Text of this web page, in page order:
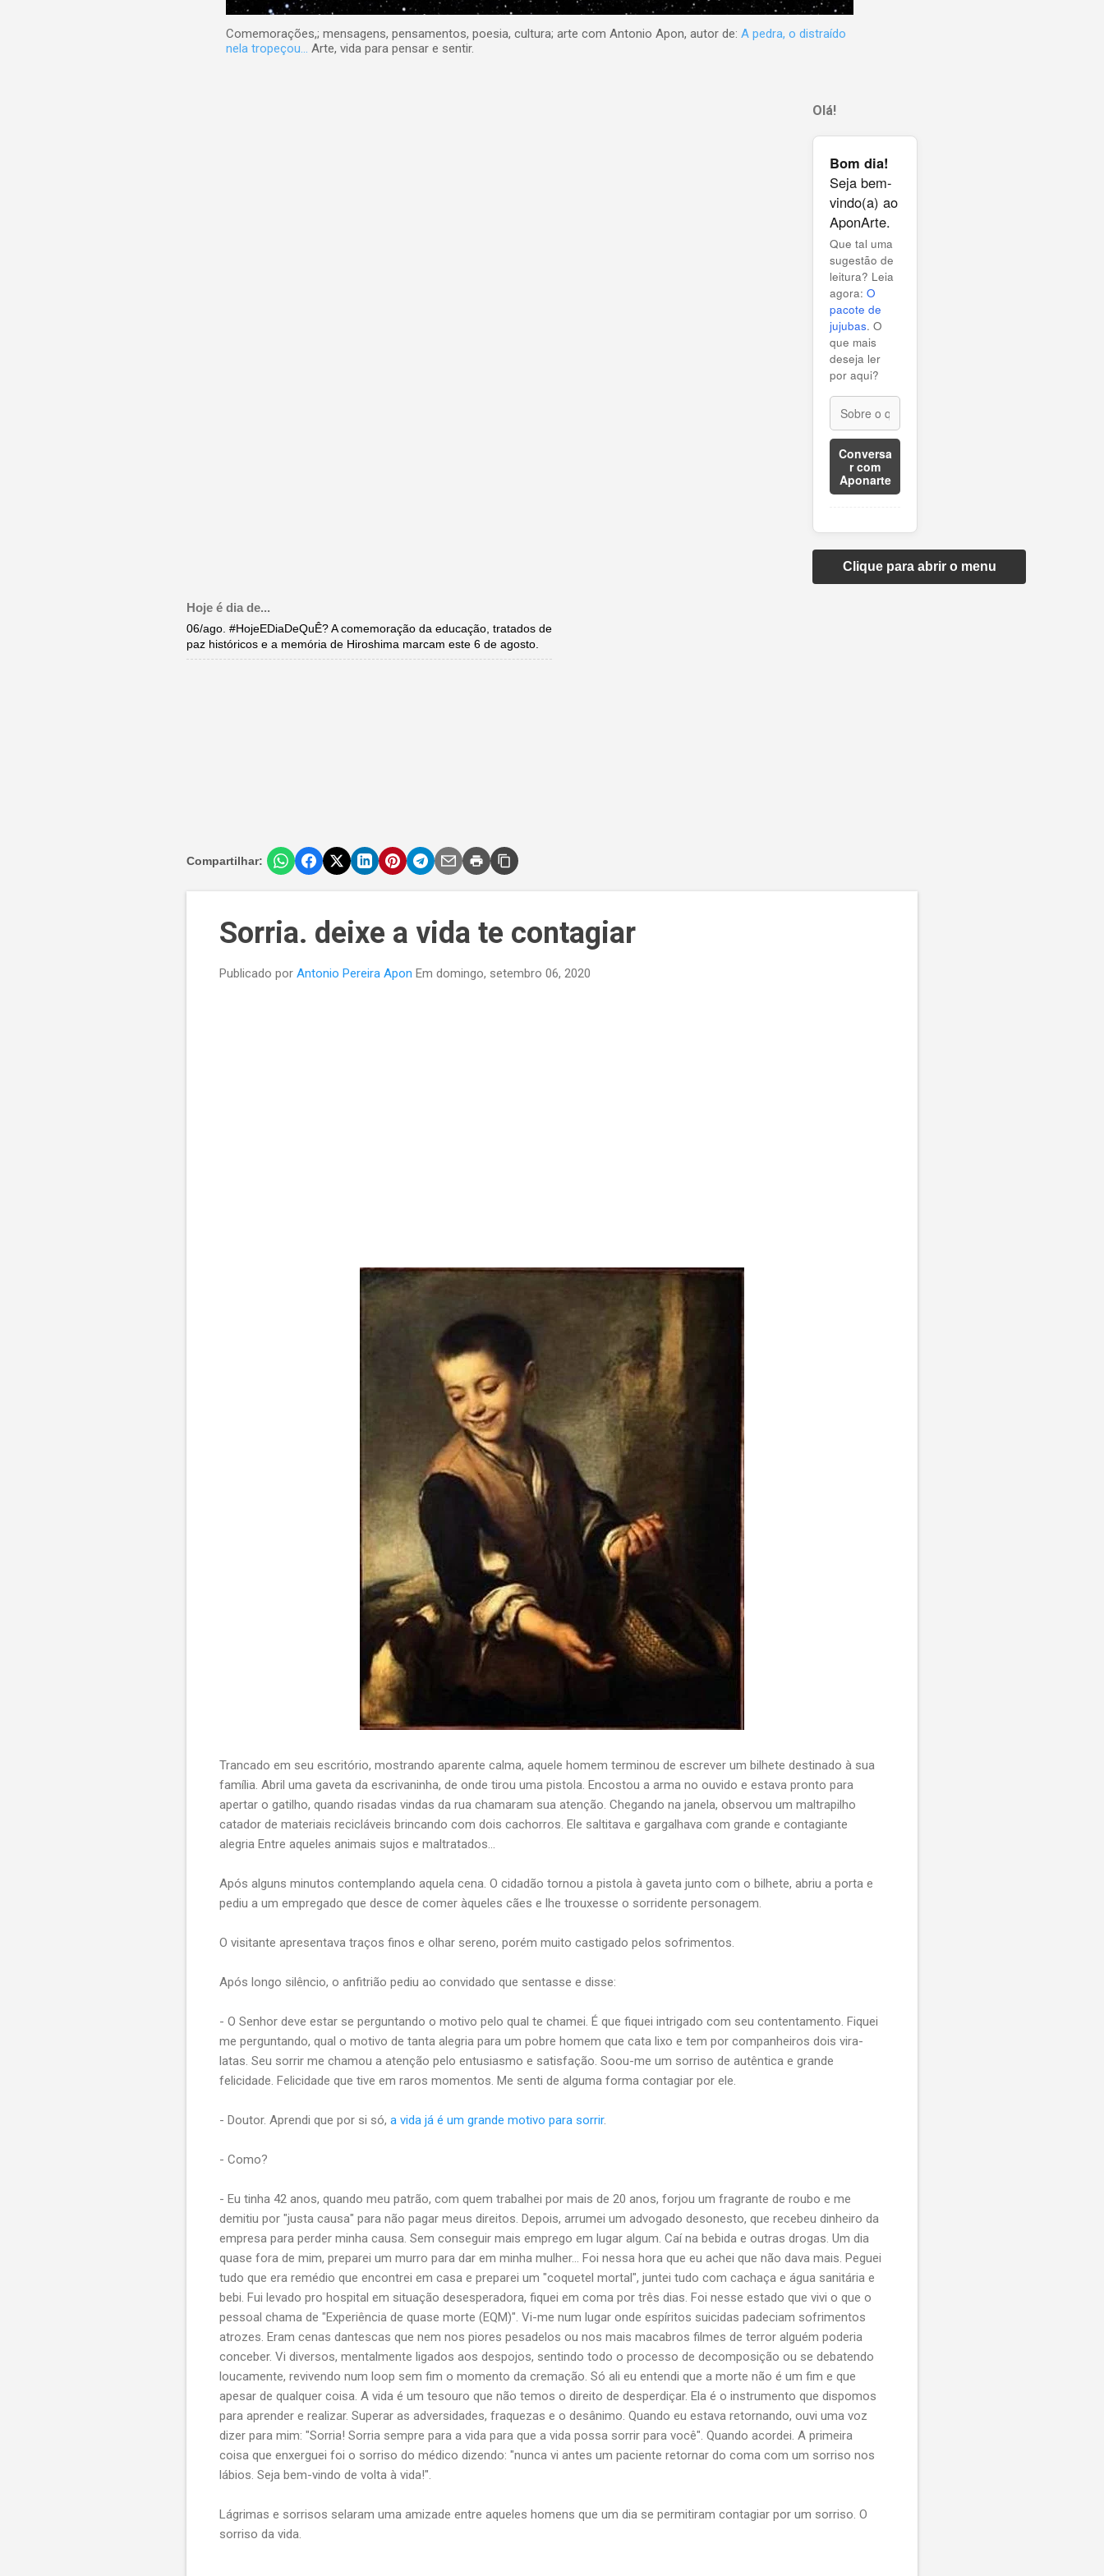
Comemorações,; mensagens, pensamentos, poesia, cultura; arte com Antonio Apon, autor de: A pedra, o distraído
nela tropeçou... Arte, vida para pensar e sentir.
Olá!
Bom dia!
Seja bem-
vindo(a) ao
AponArte.
Que tal uma
sugestão de
leitura? Leia
agora: O
pacote de
jujubas. O
que mais
deseja ler
por aqui?
Conversa
r com
Aponarte
Clique para abrir o menu
Hoje é dia de...
06/ago. #HojeEDiaDeQuÊ? A comemoração da educação, tratados de
paz históricos e a memória de Hiroshima marcam este 6 de agosto.
Compartilhar:
Sorria. deixe a vida te contagiar
Publicado por Antonio Pereira Apon Em domingo, setembro 06, 2020
Trancado em seu escritório, mostrando aparente calma, aquele homem terminou de escrever um bilhete destinado à sua
família. Abril uma gaveta da escrivaninha, de onde tirou uma pistola. Encostou a arma no ouvido e estava pronto para
apertar o gatilho, quando risadas vindas da rua chamaram sua atenção. Chegando na janela, observou um maltrapilho
catador de materiais recicláveis brincando com dois cachorros. Ele saltitava e gargalhava com grande e contagiante
alegria Entre aqueles animais sujos e maltratados...
Após alguns minutos contemplando aquela cena. O cidadão tornou a pistola à gaveta junto com o bilhete, abriu a porta e
pediu a um empregado que desce de comer àqueles cães e lhe trouxesse o sorridente personagem.
O visitante apresentava traços finos e olhar sereno, porém muito castigado pelos sofrimentos.
Após longo silêncio, o anfitrião pediu ao convidado que sentasse e disse:
- O Senhor deve estar se perguntando o motivo pelo qual te chamei. É que fiquei intrigado com seu contentamento. Fiquei
me perguntando, qual o motivo de tanta alegria para um pobre homem que cata lixo e tem por companheiros dois vira-
latas. Seu sorrir me chamou a atenção pelo entusiasmo e satisfação. Soou-me um sorriso de autêntica e grande
felicidade. Felicidade que tive em raros momentos. Me senti de alguma forma contagiar por ele.
- Doutor. Aprendi que por si só, a vida já é um grande motivo para sorrir.
- Como?
- Eu tinha 42 anos, quando meu patrão, com quem trabalhei por mais de 20 anos, forjou um fragrante de roubo e me
demitiu por "justa causa" para não pagar meus direitos. Depois, arrumei um advogado desonesto, que recebeu dinheiro da
empresa para perder minha causa. Sem conseguir mais emprego em lugar algum. Caí na bebida e outras drogas. Um dia
quase fora de mim, preparei um murro para dar em minha mulher... Foi nessa hora que eu achei que não dava mais. Peguei
tudo que era remédio que encontrei em casa e preparei um "coquetel mortal", juntei tudo com cachaça e água sanitária e
bebi. Fui levado pro hospital em situação desesperadora, fiquei em coma por três dias. Foi nesse estado que vivi o que o
pessoal chama de "Experiência de quase morte (EQM)". Vi-me num lugar onde espíritos suicidas padeciam sofrimentos
atrozes. Eram cenas dantescas que nem nos piores pesadelos ou nos mais macabros filmes de terror alguém poderia
conceber. Vi diversos, mentalmente ligados aos despojos, sentindo todo o processo de decomposição ou se debatendo
loucamente, revivendo num loop sem fim o momento da cremação. Só ali eu entendi que a morte não é um fim e que
apesar de qualquer coisa. A vida é um tesouro que não temos o direito de desperdiçar. Ela é o instrumento que dispomos
para aprender e realizar. Superar as adversidades, fraquezas e o desânimo. Quando eu estava retornando, ouvi uma voz
dizer para mim: "Sorria! Sorria sempre para a vida para que a vida possa sorrir para você". Quando acordei. A primeira
coisa que enxerguei foi o sorriso do médico dizendo: "nunca vi antes um paciente retornar do coma com um sorriso nos
lábios. Seja bem-vindo de volta à vida!".
Lágrimas e sorrisos selaram uma amizade entre aqueles homens que um dia se permitiram contagiar por um sorriso. O
sorriso da vida.